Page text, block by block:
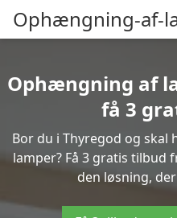
Ophængning-af-
Ophængning af
få 3
Bor du i Thyregod og
lamper? Få 3 gratis tilbud
den løsning,